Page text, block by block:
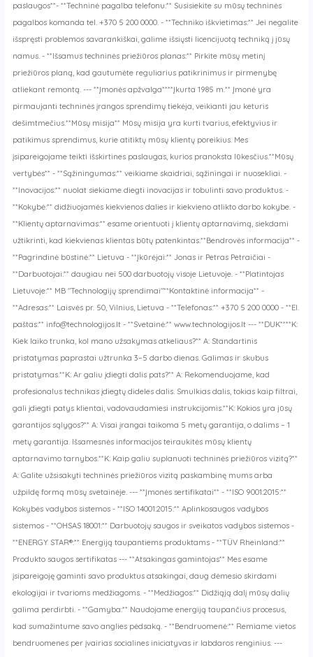
paslaugos**- **Techninė pagalba telefonu:** Susisiekite su mūsų techninės
pagalbos komanda tel. +370 5 200 0000. - **Techniko iškvietimas:** Jei negalite
išspręsti problemos savarankiškai, galime išsiųsti licencijuotą techniką į jūsų
namus. - **Išsamus techninės priežiūros planas:** Pirkite mūsų metinį
priežiūros planą, kad gautumėte reguliarius patikrinimus ir pirmenybę
atliekant remontą. --- **Įmonės apžvalga****Įkurta 1985 m.** Įmonė yra
pirmaujanti techninės įrangos sprendimų tiekėja, veikianti jau keturis
dešimtmečius.**Mūsų misija** Mūsų misija yra kurti tvarius, efektyvius ir
patikimus sprendimus, kurie atitiktų mūsų klientų poreikius. Mes
įsipareigojame teikti išskirtines paslaugas, kurios pranoksta lūkesčius.**Mūsų
vertybės** - **Sąžiningumas:** veikiame skaidriai, sąžiningai ir nuosekliai. -
**Inovacijos:** nuolat siekiame diegti inovacijas ir tobulinti savo produktus. -
**Kokybė:** didžiuojamės kiekvienos dalies ir kiekvieno atlikto darbo kokybe. -
**Klientų aptarnavimas:** esame orientuoti į klientų aptarnavimą, siekdami
užtikrinti, kad kiekvienas klientas būtų patenkintas.**Bendrovės informacija** -
**Pagrindinė būstinė:** Lietuva - **Įkūrėjai:** Jonas ir Petras Petraičiai -
**Darbuotojai:** daugiau nei 500 darbuotojų visoje Lietuvoje. - **Platintojas
Lietuvoje:** MB "Technologijų sprendimai"**Kontaktinė informacija** -
**Adresas:** Laisvės pr. 50, Vilnius, Lietuva - **Telefonas:** +370 5 200 0000 - **El.
paštas:** info@technologijos.lt - **Svetainė:** www.technologijos.lt --- **DUK****K:
Kiek laiko trunka, kol mano užsakymas atkeliaus?** A: Standartinis
pristatymas paprastai užtrunka 3–5 darbo dienas. Galimas ir skubus
pristatymas.**K: Ar galiu įdiegti dalis pats?** A: Rekomenduojame, kad
profesionalus technikas įdiegtų dideles dalis. Smulkias dalis, tokias kaip filtrai,
gali įdiegti patys klientai, vadovaudamiesi instrukcijomis.**K: Kokios yra jūsų
garantijos sąlygos?** A: Visai įrangai taikoma 5 metų garantija, o dalims – 1
metų garantija. Išsamesnės informacijos teiraukitės mūsų klientų
aptarnavimo tarnybos.**K: Kaip galiu suplanuoti techninės priežiūros vizitą?**
A: Galite užsisakyti techninės priežiūros vizitą paskambinę mums arba
užpildę formą mūsų svetainėje. --- **Įmonės sertifikatai** - **ISO 9001:2015:**
Kokybės vadybos sistemos - **ISO 14001:2015:** Aplinkosaugos vadybos
sistemos - **OHSAS 18001:** Darbuotojų saugos ir sveikatos vadybos sistemos -
**ENERGY STAR®:** Energiją taupantiems produktams - **TÜV Rheinland:**
Produkto saugos sertifikatas --- **Atsakingas gamintojas** Mes esame
įsipareigoję gaminti savo produktus atsakingai, daug dėmesio skirdami
ekologijai ir tvarioms medžiagoms. - **Medžiagos:** Didžiąją dalį mūsų dalių
galima perdirbti. - **Gamyba:** Naudojame energiją taupančius procesus,
kad sumažintume savo anglies pėdsaką. - **Bendruomenė:** Remiame vietos
bendruomenes per įvairias socialines iniciatyvas ir labdaros renginius. ---